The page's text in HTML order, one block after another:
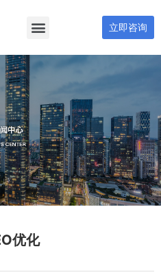
立即咨询
优化